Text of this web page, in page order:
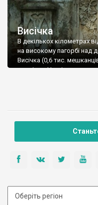
Висічка
В декількох кілометрах
на високому пагорбі над
Висічка (0,6 тис.
століття. Це місце